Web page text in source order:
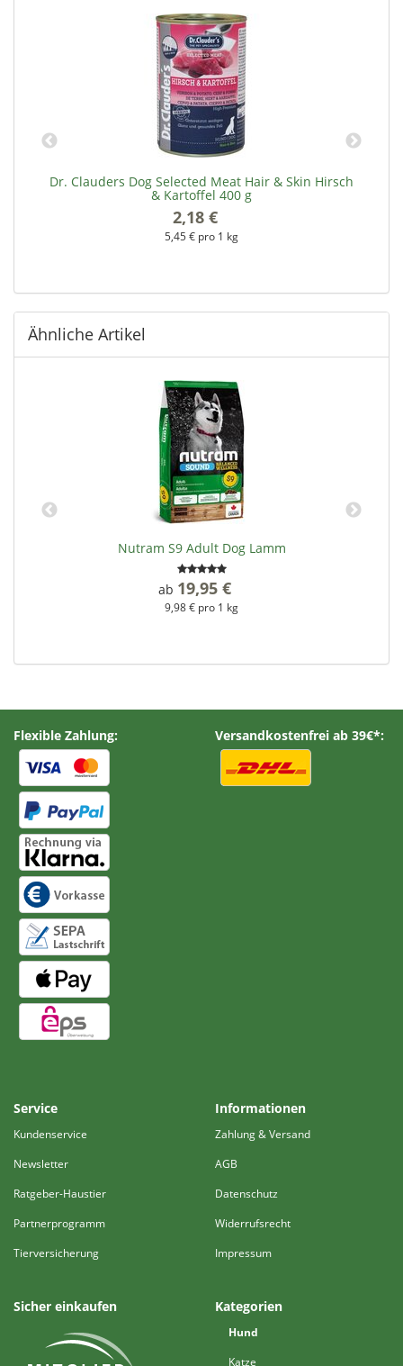
Dr. Clauders Dog Selected Meat Hair & Skin Hirsch
& Kartoffel 400 g
2,18 €
5,45 € pro 1 kg
Ähnliche Artikel
Nutram S9 Adult Dog Lamm
ab 19,95 €
9,98 € pro 1 kg
Flexible Zahlung: Versandkostenfrei ab 39€*:
Service
Kundenservice
Newsletter
Ratgeber-Haustier
Partnerprogramm
Tierversicherung
Informationen
Zahlung & Versand
AGB
Datenschutz
Widerrufsrecht
Impressum
Sicher einkaufen Kategorien
Hund
Katze